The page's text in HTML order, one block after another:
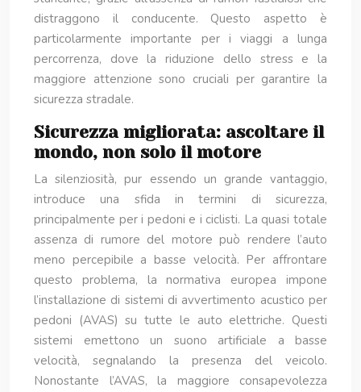
distraggono il conducente. Questo aspetto è
particolarmente importante per i viaggi a lunga
percorrenza, dove la riduzione dello stress e la
maggiore attenzione sono cruciali per garantire la
sicurezza stradale.
Sicurezza migliorata: ascoltare il
mondo, non solo il motore
La silenziosità, pur essendo un grande vantaggio,
introduce una sfida in termini di sicurezza,
principalmente per i pedoni e i ciclisti. La quasi totale
assenza di rumore del motore può rendere l’auto
meno percepibile a basse velocità. Per affrontare
questo problema, la normativa europea impone
l’installazione di sistemi di avvertimento acustico per
pedoni (AVAS) su tutte le auto elettriche. Questi
sistemi emettono un suono artificiale a basse
velocità, segnalando la presenza del veicolo.
Nonostante l’AVAS, la maggiore consapevolezza